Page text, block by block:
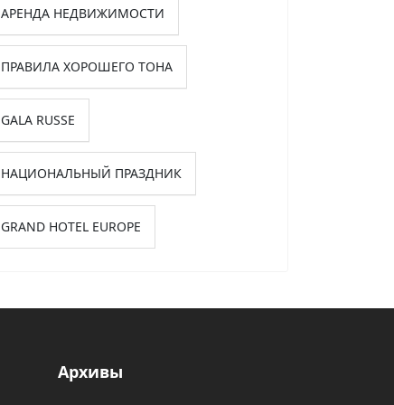
АРЕНДА НЕДВИЖИМОСТИ
ПРАВИЛА ХОРОШЕГО ТОНА
GALA RUSSE
НАЦИОНАЛЬНЫЙ ПРАЗДНИК
GRAND HOTEL EUROPE
Архивы